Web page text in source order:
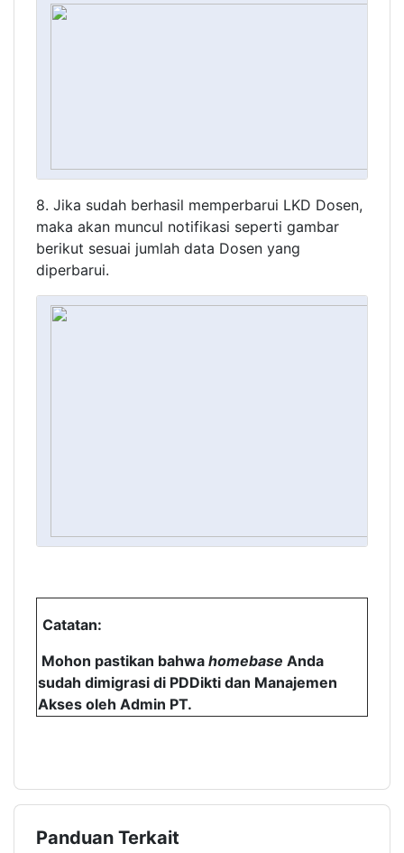
8. Jika sudah berhasil memperbarui LKD Dosen,
maka akan muncul notifikasi seperti gambar
berikut sesuai jumlah data Dosen yang
diperbarui.
Catatan:
Mohon pastikan bahwa homebase Anda
sudah dimigrasi di PDDikti dan Manajemen
Akses oleh Admin PT.
Panduan Terkait